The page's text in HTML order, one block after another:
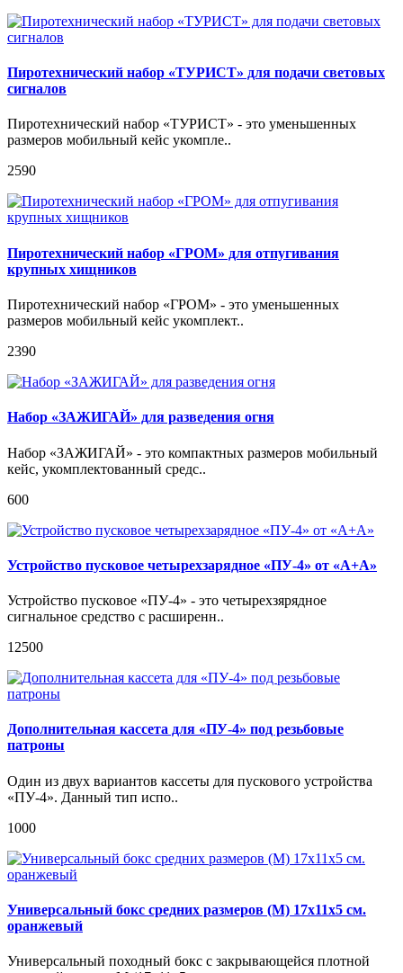
Пиротехнический набор «ТУРИСТ» для подачи световых
сигналов
Пиротехнический набор «ТУРИСТ» - это уменьшенных
размеров мобильный кейс укомпле..
2590
Пиротехнический набор «ГРОМ» для отпугивания
крупных хищников
Пиротехнический набор «ГРОМ» - это уменьшенных
размеров мобильный кейс укомплект..
2390
Набор «ЗАЖИГАЙ» для разведения огня
Набор «ЗАЖИГАЙ» - это компактных размеров мобильный
кейс, укомплектованный средс..
600
Устройство пусковое четырехзарядное «ПУ-4» от «А+А»
Устройство пусковое «ПУ-4» - это четырехзярядное
сигнальное средство с расширенн..
12500
Дополнительная кассета для «ПУ-4» под резьбовые
патроны
Один из двух вариантов кассеты для пускового устройства
«ПУ-4». Данный тип испо..
1000
Универсальный бокс средних размеров (M) 17х11х5 см.
оранжевый
Универсальный походный бокс с закрывающейся плотной